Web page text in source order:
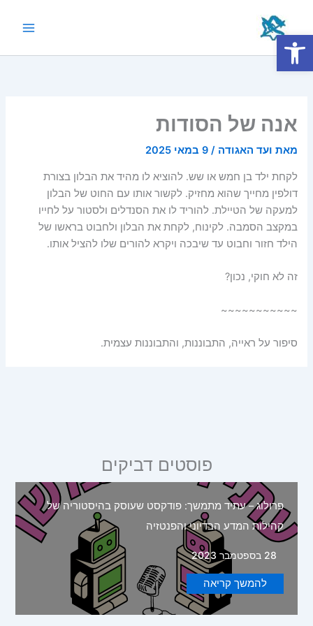
אנה של הסודות
מאת ועד האגודה/9 במאי 2025
לקחת ילד בן חמש או שש. להוציא לו מהיד את הבלון בצורת
דולפין מחייך שהוא מחזיק. לקשור אותו עם החוט של הבלון
למעקה של הטיילת. להוריד לו את הסנדלים ולסטור על לחייו
במקצב הסמבה. לקינוח, לקחת את הבלון ולחבוט בראשו של
הילד חזור וחבוט עד שיבכה ויקרא להורים שלו להציל אותו.
זה לא חוקי, נכון?
~~~~~~~~~~~
סיפור על ראייה, התבוננות, והתבוננות עצמית.
פוסטים דביקים
פרולוג – עתיד מתמשך: פודקסט שעוסק בהיסטוריה של
קהילות המדע הבדיוני והפנטזיה
28 בספטמבר 2023
להמשך קריאה
פתח סרגל נגישות